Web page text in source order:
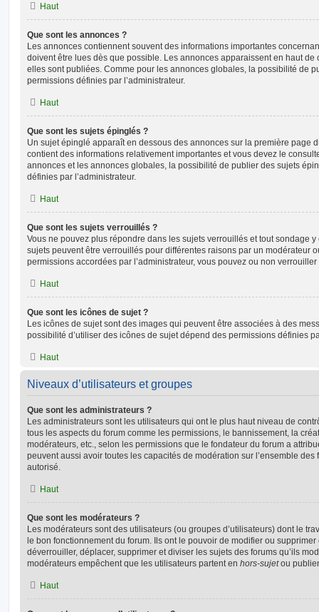
Haut
Que sont les annonces ?
Les annonces contiennent souvent des informations importantes
doivent être lues dès que possible. Les annonces apparaissent en haut
elles sont publiées. Comme pour les annonces globales, la possibilité de
permissions définies par l’administrateur.
Haut
Que sont les sujets épinglés ?
Un sujet épinglé apparaît en dessous des annonces sur la première page
contient des informations relativement importantes et vous devez le
annonces et les annonces globales, la possibilité de publier des sujets
définies par l’administrateur.
Haut
Que sont les sujets verrouillés ?
Vous ne pouvez plus répondre dans les sujets verrouillés et tout sondage
sujets peuvent être verrouillés pour différentes raisons par un modérateur
permissions accordées par l’administrateur, vous pouvez ou non
Haut
Que sont les icônes de sujet ?
Les icônes de sujet sont des images qui peuvent être associées à des
possibilité d’utiliser des icônes de sujet dépend des permissions définies
Haut
Niveaux d’utilisateurs et groupes
Que sont les administrateurs ?
Les administrateurs sont les utilisateurs qui ont le plus haut niveau de
tous les aspects du forum comme les permissions, le bannissement, la
modérateurs, etc., selon les permissions que le fondateur du forum a
peuvent aussi avoir toutes les capacités de modération sur l’ensemble
autorisé.
Haut
Que sont les modérateurs ?
Les modérateurs sont des utilisateurs (ou groupes d’utilisateurs) dont le
le bon fonctionnement du forum. Ils ont le pouvoir de modifier ou
déverrouiller, déplacer, supprimer et diviser les sujets des forums qu’ils
modérateurs empêchent que les utilisateurs partent en hors-sujetou
Haut